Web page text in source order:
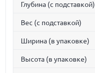
Глубина (с подставкой)
Вес (с подставкой)
Ширина (в упаковке)
Высота (в упаковке)